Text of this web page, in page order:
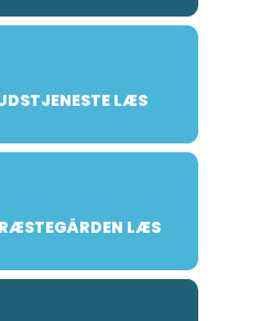
LÆS
LÆS